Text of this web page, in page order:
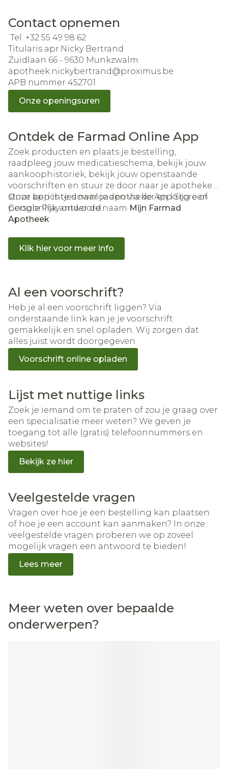
Contact opnemen
Tel. +32 55 49 98 62
Titularis apr.Nicky Bertrand
Zuidlaan 66 - 9630 Munkzwalm
apotheek.nickybertrand@proximus.be
APB nummer 452701
Onze openingsuren
Ontdek de Farmad Online App
Zoek producten en plaats je bestelling,
raadpleeg jouw medicatieschema, bekijk jouw
aankoophistoriek, bekijk jouw openstaande
voorschriften en stuur ze door naar je apotheker,
stuur berichtjes naar je apotheker en krijg een
persoonlijk antwoord.
Onze app is te downloaden via de App Store of
Google Play onder de naam Mijn Farmad
Apotheek
Ontdek ook onze video over de Farmad Online
AppKlik hier voor meer info
Al een voorschrift?
Heb je al een voorschrift liggen? Via
onderstaande link kan je je voorschrift
gemakkelijk en snel opladen. Wij zorgen dat
alles juist wordt doorgegeven.
Voorschrift online opladen
Lijst met nuttige links
Zoek je iemand om te praten of zou je graag over
een specialisatie meer weten? We geven je
toegang tot alle (gratis) telefoonnummers en
websites!
Bekijk ze hier
Veelgestelde vragen
Vragen over hoe je een bestelling kan plaatsen
of hoe je een account kan aanmaken? In onze
veelgestelde vragen proberen we op zoveel
mogelijk vragen een antwoord te bieden!
Lees meer
Meer weten over bepaalde
onderwerpen?